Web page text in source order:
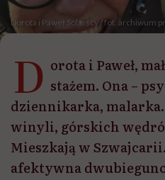
Dorota i Paweł Solarscy / fot. archiwum
D orota i Paweł,
stażem. Ona –
dziennikarka,
winyli, górskich
Mieszkają w
afektywna